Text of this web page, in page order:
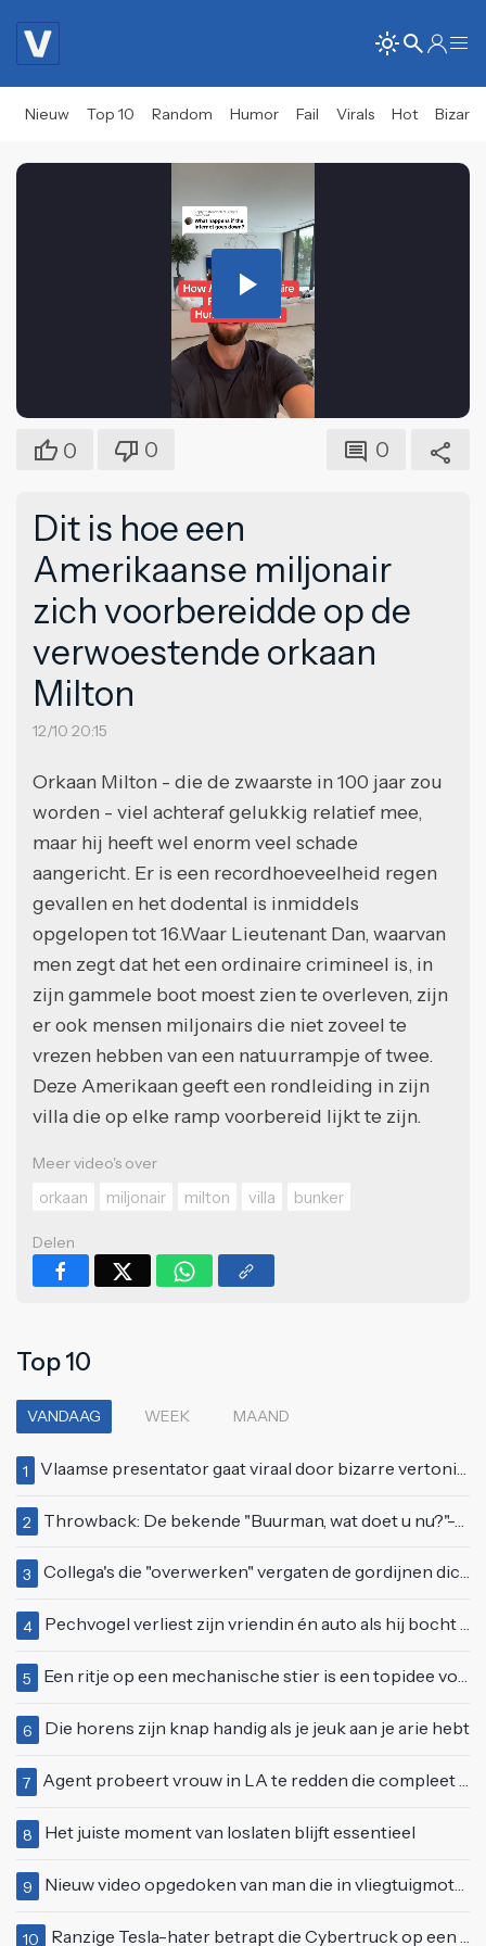
Nieuw Top 10 Random Humor Fail Virals Hot Bizar
Play
Video
0 0 0
Dit is hoe een
Amerikaanse miljonair
zich voorbereidde op de
verwoestende orkaan
Milton
12/10 20:15
Orkaan Milton - die de zwaarste in 100 jaar zou
worden - viel achteraf gelukkig relatief mee,
maar hij heeft wel enorm veel schade
aangericht. Er is een recordhoeveelheid regen
gevallen en het dodental is inmiddels
opgelopen tot 16.Waar Lieutenant Dan, waarvan
men zegt dat het een ordinaire crimineel is, in
zijn gammele boot moest zien te overleven, zijn
er ook mensen miljonairs die niet zoveel te
vrezen hebben van een natuurrampje of twee.
Deze Amerikaan geeft een rondleiding in zijn
villa die op elke ramp voorbereid lijkt te zijn.
Meer video's over
orkaan
miljonair milton villa bunker
Delen
Top 10
VANDAAG WEEK MAAND
1 Vlaamse presentator gaat viraal door bizarre vertoning op live televisie: "Helemaal stijf van de bloem"
2 Throwback: De bekende "Buurman, wat doet u nu?"-scène uit Flodder met Tatjana Šimić
3 Collega's die "overwerken" vergaten de gordijnen dicht te doen
4 Pechvogel verliest zijn vriendin én auto als hij bocht te scherp neemt
5 Een ritje op een mechanische stier is een topidee voor een eerste date
6 Die horens zijn knap handig als je jeuk aan je arie hebt
7 Agent probeert vrouw in LA te redden die compleet van het padje is
8 Het juiste moment van loslaten blijft essentieel
9 Nieuw video opgedoken van man die in vliegtuigmotor springt op vliegveld Milaan
10 Ranzige Tesla-hater betrapt die Cybertruck op een 'speciale bruine coating' trakteert